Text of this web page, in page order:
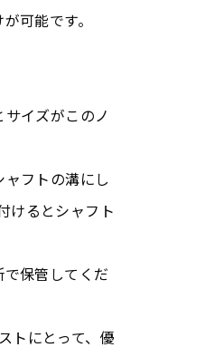
可能です。
イズがこのノ
フトの溝にし
けるとシャフト
保管してくだ
トにとって、優